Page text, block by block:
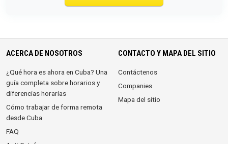
ACERCA DE NOSOTROS
¿Qué hora es ahora en Cuba? Una
guía completa sobre horarios y
diferencias horarias
Cómo trabajar de forma remota
desde Cuba
FAQ
CONTACTO Y MAPA DEL SITIO
Contáctenos
Companies
Mapa del sitio